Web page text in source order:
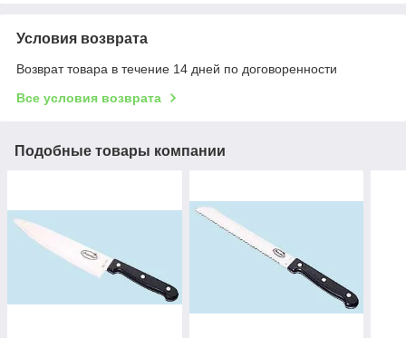
Условия возврата
Возврат товара в течение 14 дней по договоренности
Все условия возврата
Подобные товары компании